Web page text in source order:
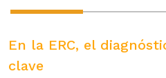
En la ERC, el
clave